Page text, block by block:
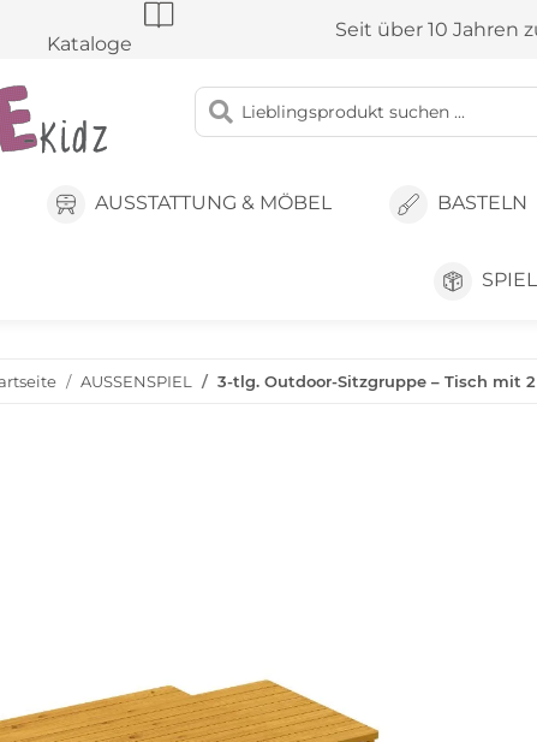
Kataloge
Seit über 10 Jahren
AUSSTATTUNG & MÖBEL BASTELN
AUSSENSPIEL 3-tlg. Outdoor-Sitzgruppe – Tisch mit